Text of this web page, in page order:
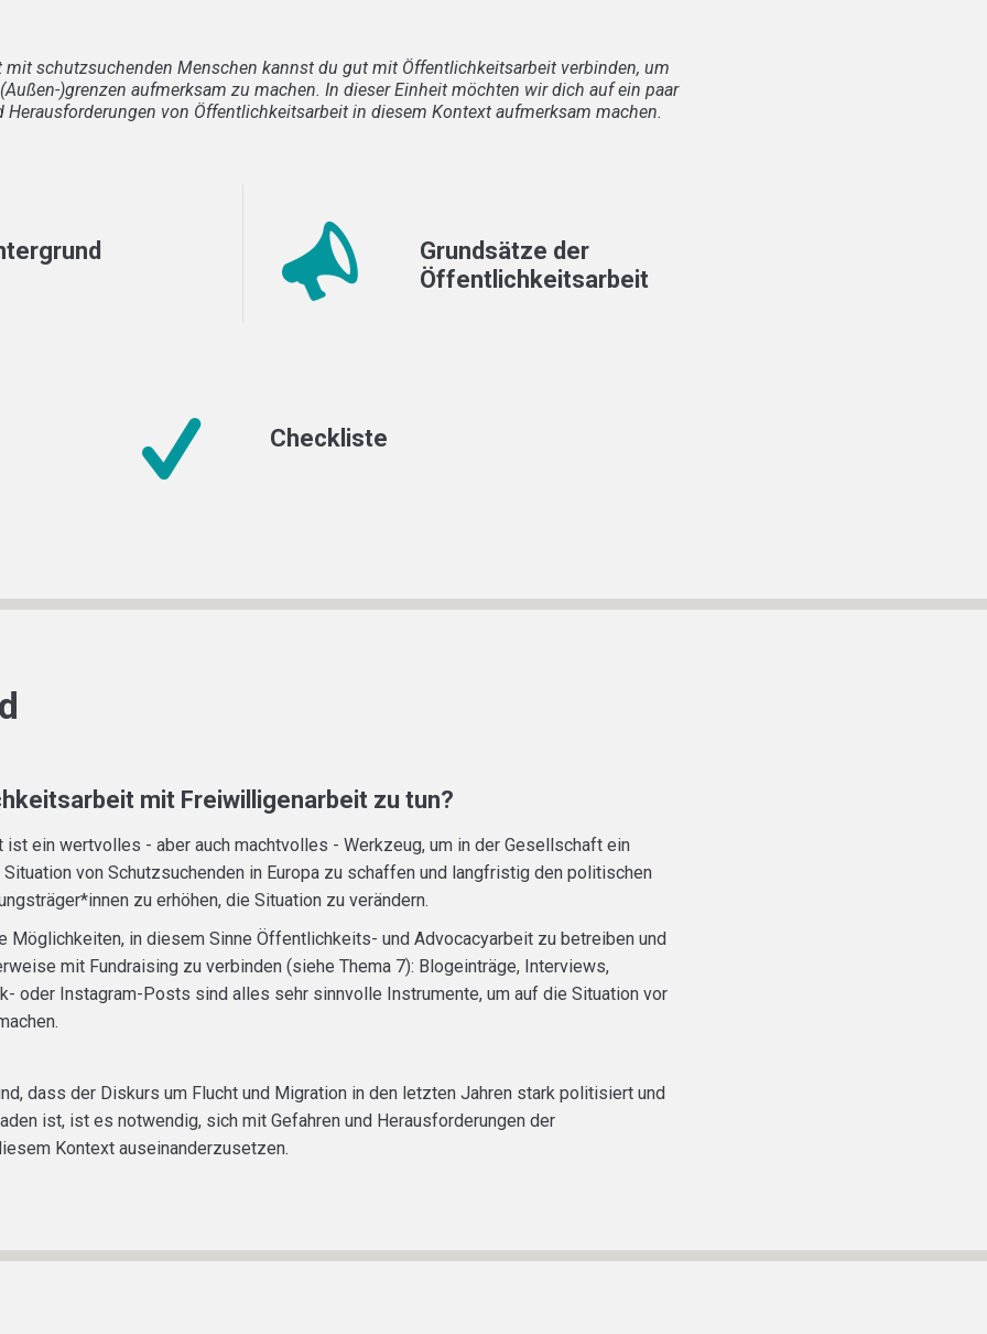
mit schutzsuchenden Menschen kannst du gut mit Öffentlichkeitsarbeit verbinden, um
)grenzen aufmerksam zu machen. In dieser Einheit möchten wir dich auf ein paar
Herausforderungen von Öffentlichkeitsarbeit in diesem Kontext aufmerksam machen.
Grundsätze der
Öffentlichkeitsarbeit
Checkliste
mit Freiwilligenarbeit zu tun?
ein wertvolles - aber auch machtvolles - Werkzeug, um in der Gesellschaft ein
von Schutzsuchenden in Europa zu schaffen und langfristig den politischen
zu erhöhen, die Situation zu verändern.
Möglichkeiten, in diesem Sinne Öffentlichkeits- und Advocacyarbeit zu betreiben und
mit Fundraising zu verbinden (siehe Thema 7): Blogeinträge, Interviews,
oder Instagram-Posts sind alles sehr sinnvolle Instrumente, um auf die Situation vor
dass der Diskurs um Flucht und Migration in den letzten Jahren stark politisiert und
ist, ist es notwendig, sich mit Gefahren und Herausforderungen der
Kontext auseinanderzusetzen.